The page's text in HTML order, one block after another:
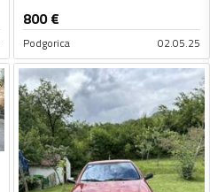
800€
Podgorica 02.05.25